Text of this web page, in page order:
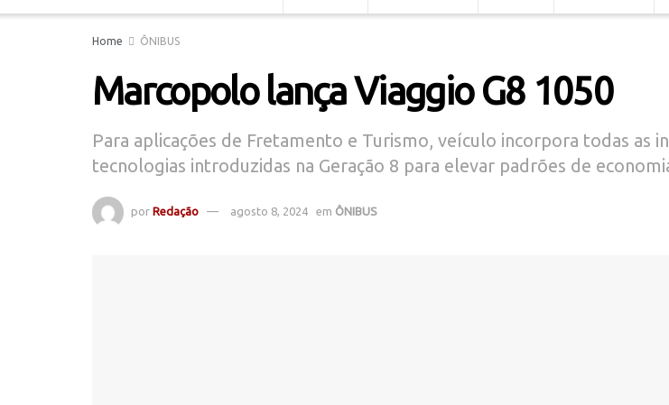
Home ÔNIBUS
Marcopolo lança Viaggio G8 1050
Para aplicações de Fretamento e Turismo, veículo incorpora todas as
tecnologias introduzidas na Geração 8 para elevar padrões de
por Redação agosto 8, 2024 em ÔNIBUS